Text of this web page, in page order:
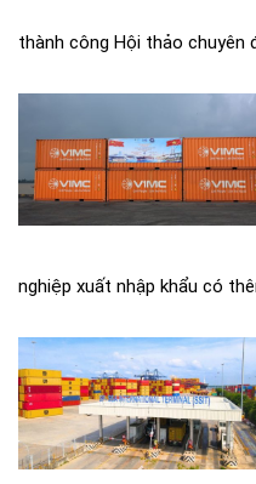
thành công Hội thảo chuyên
nghiệp xuất nhập khẩu có